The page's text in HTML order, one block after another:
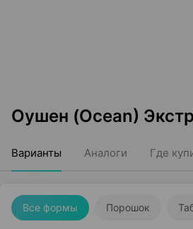
Оушен (Ocean)
Варианты Аналоги Где
Все формы Порошок